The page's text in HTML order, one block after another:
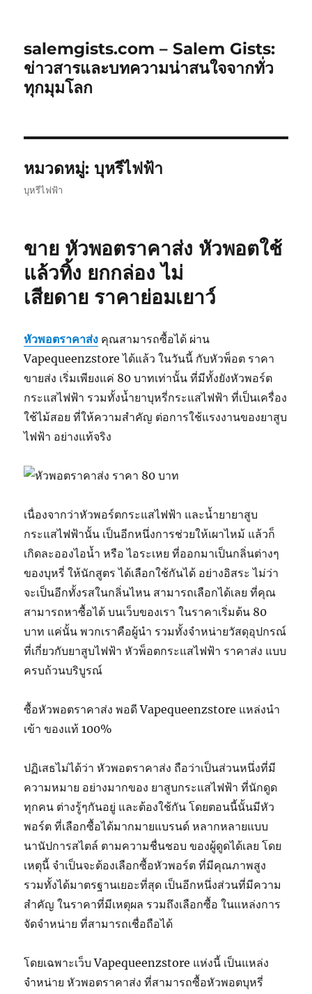
salemgists.com – Salem Gists:
ข่าวสารและบทความน่าสนใจจากทั่ว
ทุกมุมโลก
หมวดหมู่:บุหรีไฟฟ้า
บุหรีไฟฟ้า
ขาย หัวพอตราคาส่ง หัวพอตใช้
แล้วทิ้ง ยกกล่อง ไม่
เสียดาย ราคาย่อมเยาว์
หัวพอตราคาส่ง คุณสามารถซื้อได้ ผ่าน
Vapequeenzstore ได้แล้ว ในวันนี้ กับหัวพ็อต ราคา
ขายส่ง เริ่มเพียงแค่ 80 บาทเท่านั้น ที่มีทั้งยังหัวพอร์ต
กระแสไฟฟ้า รวมทั้งน้ำยาบุหรี่กระแสไฟฟ้า ที่เป็นเครื่อง
ใช้ไม้สอย ที่ให้ความสำคัญ ต่อการใช้แรงงานของยาสูบ
ไฟฟ้า อย่างแท้จริง
เนื่องจากว่าหัวพอร์ตกระแสไฟฟ้า และน้ำยายาสูบ
กระแสไฟฟ้านั้น เป็นอีกหนึ่งการช่วยให้เผาไหม้ แล้วก็
เกิดละอองไอน้ำ หรือ ไอระเหย ที่ออกมาเป็นกลิ่นต่างๆ
ของบุหรี่ ให้นักสูตร ได้เลือกใช้กันได้ อย่างอิสระ ไม่ว่า
จะเป็นอีกทั้งรสในกลิ่นไหน สามารถเลือกได้เลย ที่คุณ
สามารถหาซื้อได้ บนเว็บของเรา ในราคาเริ่มต้น 80
บาท แค่นั้น พวกเราคือผู้นำ รวมทั้งจำหน่ายวัสดุอุปกรณ์
ที่เกี่ยวกับยาสูบไฟฟ้า หัวพ็อตกระแสไฟฟ้า ราคาส่ง แบบ
ครบถ้วนบริบูรณ์
ซื้อหัวพอตราคาส่ง พอดี Vapequeenzstore แหล่งนำ
เข้า ของแท้ 100%
ปฏิเสธไม่ได้ว่า หัวพอตราคาส่ง ถือว่าเป็นส่วนหนึ่งที่มี
ความหมาย อย่างมากของ ยาสูบกระแสไฟฟ้า ที่นักดูด
ทุกคน ต่างรู้ๆกันอยู่ และต้องใช้กัน โดยตอนนี้นั้นมีหัว
พอร์ต ที่เลือกซื้อได้มากมายแบรนด์ หลากหลายแบบ
นานัปการสไตล์ ตามความชื่นชอบ ของผู้ดูดได้เลย โดย
เหตุนี้ จำเป็นจะต้องเลือกซื้อหัวพอร์ต ที่มีคุณภาพสูง
รวมทั้งได้มาตรฐานเยอะที่สุด เป็นอีกหนึ่งส่วนที่มีความ
สำคัญ ในราคาที่มีเหตุผล รวมถึงเลือกซื้อ ในแหล่งการ
จัดจำหน่าย ที่สามารถเชื่อถือได้
โดยเฉพาะเว็บ Vapequeenzstore แห่งนี้ เป็นแหล่ง
จำหน่าย หัวพอตราคาส่ง ที่สามารถซื้อหัวพอตบุหรี่